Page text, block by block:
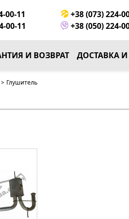
00-11
+38 (073) 224-
00-11
+38 (050) 224-
И ВОЗВРАТ ДОСТАВКА
> Глушитель